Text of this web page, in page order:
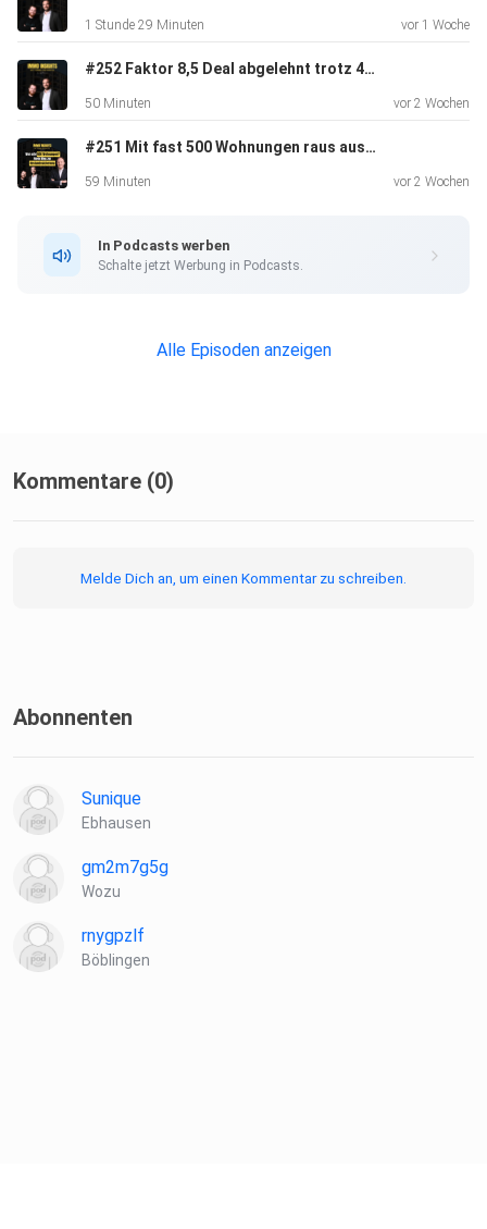
1 Stunde 29 Minuten vor 1 Woche
#252 Faktor 8,5 Deal abgelehnt trotz 465 Einheiten | Insights von Helge König
50 Minuten vor 2 Wochen
#251 Mit fast 500 Wohnungen raus aus dem Konzern | Insights von Helge König
59 Minuten vor 2 Wochen
In Podcasts werben
Schalte jetzt Werbung in Podcasts.
Alle Episoden anzeigen
Kommentare (0)
Melde Dich an, um einen Kommentar zu schreiben.
Abonnenten
Sunique
Ebhausen
gm2m7g5g
Wozu
rnygpzlf
Böblingen